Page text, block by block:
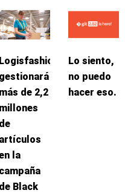
Logisfashion
gestionará
más de 2,2
millones
de
artículos
la
campaña
de Black
Lo siento,
no puedo
hacer eso.